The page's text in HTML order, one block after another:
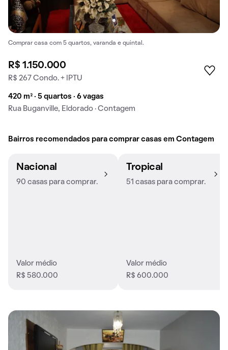
Comprar casa com 5 quartos, varanda e quintal.
R$ 1.150.000
R$ 267 Condo. + IPTU
420 m² · 5 quartos · 6 vagas
Rua Buganville, Eldorado · Contagem
Bairros recomendados para comprar casas em Contagem
Nacional
90 casas para comprar.
Valor médio
R$ 580.000
Tropical
51 casas para comprar.
Valor médio
R$ 600.000